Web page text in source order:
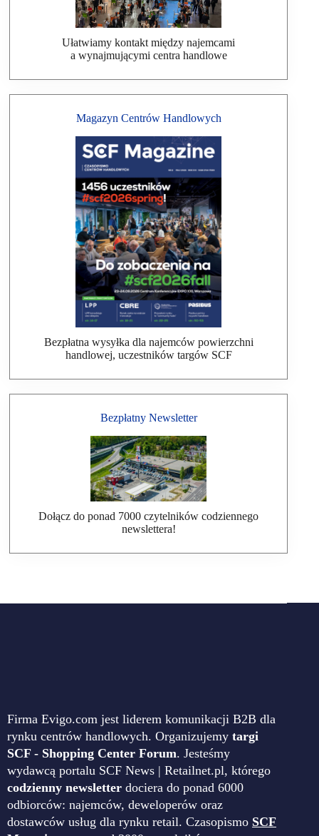
Ułatwiamy kontakt między najemcami
a wynajmującymi centra handlowe
Magazyn Centrów Handlowych
Bezpłatna wysyłka dla najemców powierzchni
handlowej, uczestników targów SCF
Bezpłatny Newsletter
Dołącz do ponad 7000 czytelników codziennego
newslettera!
Firma Evigo.com jest liderem komunikacji B2B dla
rynku centrów handlowych. Organizujemy targi
SCF - Shopping Center Forum. Jesteśmy
wydawcą portalu SCF News | Retailnet.pl, którego
codzienny newsletter dociera do ponad 6000
odbiorców: najemców, deweloperów oraz
dostawców usług dla rynku retail. Czasopismo SCF